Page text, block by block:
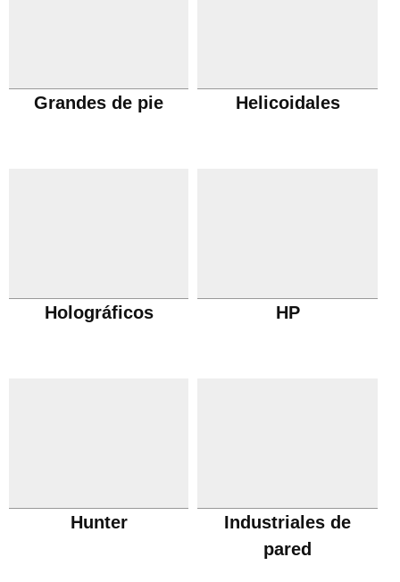
Grandes de pie Helicoidales
Holográficos HP
Hunter
Industriales de
pared